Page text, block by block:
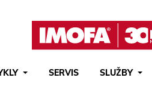
SERVIS SLUŽBY